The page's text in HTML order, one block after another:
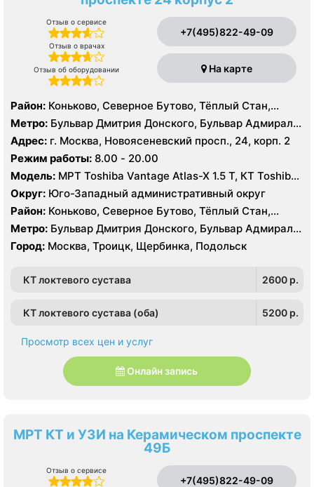
Отзыв о сервисе
Отзыв о врачах
Отзыв об оборудовании
+7(495)822-49-09
На карте
Район: Коньково, Северное Бутово, Тёплый Стан,
Южное Бутово, Ясенево
Метро: Бульвар Дмитрия Донского, Бульвар Адмирала
Ушакова, Битцевский парк , Беляево, Аннино ,
Лесопарковая, Новоясеневская, Теплый Стан, Улица
Академика Янгеля, Улица Горчакова, Улица
Скобелевская, Улица Старокачаловская, Ясенево,
Коммунарка, Ольховая, Прокшино, Филатов Луг
Адрес: г. Москва, Новоясеневский просп., 24, корп. 2
Режим работы: 8.00 - 20.00
Модель: МРТ Toshiba Vantage Atlas-X 1.5 Т, КТ Toshiba
AQUILION RXL 16 срезов, УЗИ
Округ: Юго-Западный административный округ
Район: Коньково, Северное Бутово, Тёплый Стан,
Южное Бутово, Ясенево
Метро: Бульвар Дмитрия Донского, Бульвар Адмирала
Ушакова, Битцевский парк , Беляево, Аннино ,
Лесопарковая, Новоясеневская, Теплый Стан, Улица
Скобелевская, Улица Старокачаловская, Ясенево,
Коммунарка, Ольховая, Прокшино, Филатов Луг
Город: Москва, Троицк, Щербинка, Подольск
КТ локтевого сустава 2600 p.
КТ локтевого сустава (оба) 5200 p.
Просмотр всех цен и услуг
Онлайн запись
МРТ КТ и УЗИ на Керамическом проспекте
49Б
Отзыв о сервисе
+7(495)822-49-09